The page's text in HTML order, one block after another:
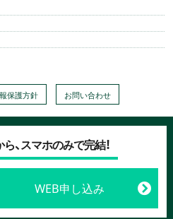
保護方針 お問い合わせ
、スマホのみで完結！
WEB申し込み